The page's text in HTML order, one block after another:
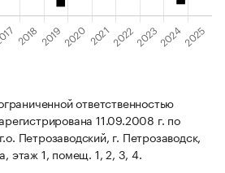
ответственностью
11.09.2008 г. по
Петрозаводский, г. Петрозаводск,
этаж 1, помещ. 1, 2, 3, 4.